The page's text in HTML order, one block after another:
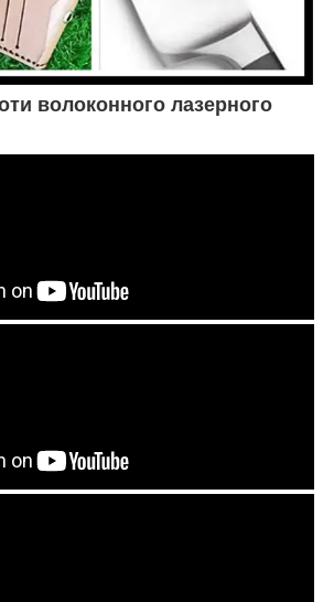
волоконного лазерного